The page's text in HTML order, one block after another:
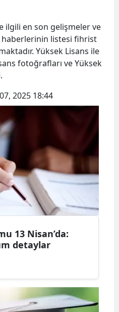
ilgili en son gelişmeler ve
haberlerinin listesi fihrist
Yüksek Lisans ile
fotoğrafları ve Yüksek
2025 18:44
13 Nisan’da:
detaylar